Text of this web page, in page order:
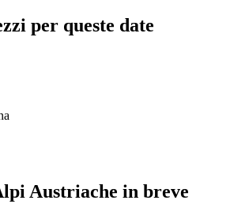
per queste date
Austriache in breve